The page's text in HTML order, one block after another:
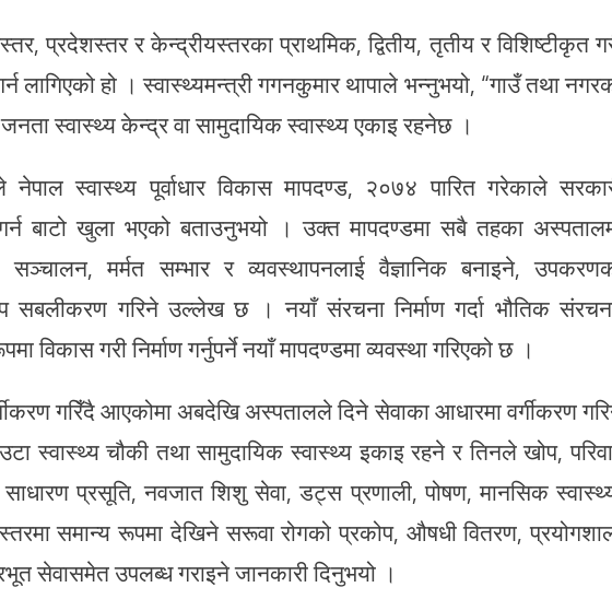
प्रदेशस्तर र केन्द्रीयस्तरका प्राथमिक, द्वितीय, तृतीय र विशिष्टीकृत
लागिएको हो । स्वास्थ्यमन्त्री गगनकुमार थापाले भन्नुभयो, “गाउँ तथा
स्वास्थ्य केन्द्र वा सामुदायिक स्वास्थ्य एकाइ रहनेछ ।
नेपाल स्वास्थ्य पूर्वाधार विकास मापदण्ड, २०७४ पारित गरेकाले
बाटो खुला भएको बताउनुभयो । उक्त मापदण्डमा सबै तहका
मर्मत सम्भार र व्यवस्थापनलाई वैज्ञानिक बनाइने,
सबलीकरण गरिने उल्लेख छ । नयाँ संरचना निर्माण गर्दा भौतिक
गरी निर्माण गर्नुपर्ने नयाँ मापदण्डमा व्यवस्था गरिएको छ ।
गरिँदै आएकोमा अबदेखि अस्पतालले दिने सेवाका आधारमा वर्गीकरण
स्वास्थ्य चौकी तथा सामुदायिक स्वास्थ्य इकाइ रहने र तिनले खोप,
प्रसूति, नवजात शिशु सेवा, डट्स प्रणाली, पोषण, मानसिक
समान्य रूपमा देखिने सरूवा रोगको प्रकोप, औषधी वितरण,
सेवासमेत उपलब्ध गराइने जानकारी दिनुभयो ।